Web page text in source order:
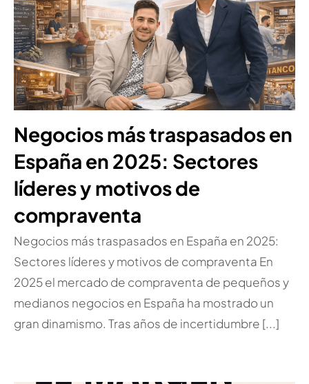
Negocios más traspasados en
España en 2025: Sectores
líderes y motivos de
compraventa
Negocios más traspasados en España en 2025:
Sectores líderes y motivos de compraventa En
2025 el mercado de compraventa de pequeños y
medianos negocios en España ha mostrado un
gran dinamismo. Tras años de incertidumbre [...]